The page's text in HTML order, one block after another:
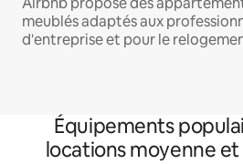
meublés adaptés aux
d'entreprise et pour le
Équipements
locations moyenne